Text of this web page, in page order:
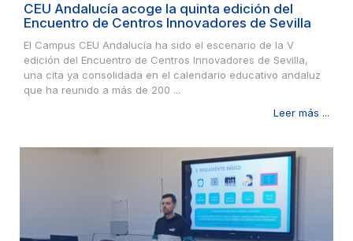
CEU Andalucía acoge la quinta edición del
Encuentro de Centros Innovadores de Sevilla
El Campus CEU Andalucía ha sido el escenario de la V
edición del Encuentro de Centros Innovadores de Sevilla,
una cita ya consolidada en el calendario educativo andaluz
que ha reunido a más de 200 ...
Leer más ...